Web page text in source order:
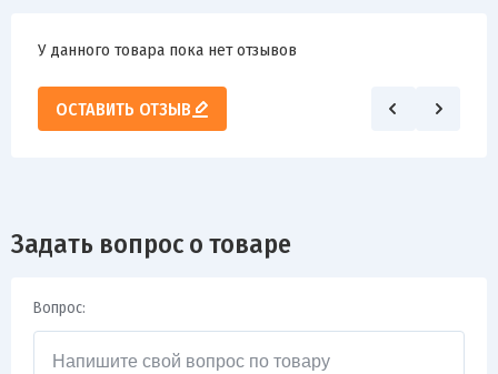
У данного товара пока нет отзывов
ОСТАВИТЬ ОТЗЫВ
Задать вопрос о товаре
Вопрос: